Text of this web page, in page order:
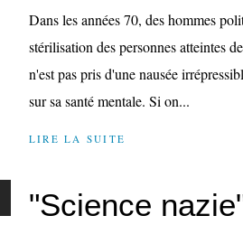
Dans les années 70, des hommes
stérilisation des personnes atteintes
n'est pas pris d'une nausée
sur sa santé mentale. Si on...
LIRE LA SUITE
"Science